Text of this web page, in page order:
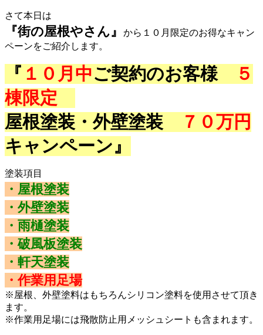
さて本日は
『街の屋根やさん』
から１０月限定のお得なキャン
ペーンをご紹介します。
『 １０月中ご契約のお客様
５
棟限定
屋根塗装・外壁塗装
７０万円
キャンペーン』
塗装項目
・屋根塗装
・外壁塗装
・雨樋塗装
・破風板塗装
・軒天塗装
・作業用足場
※屋根、外壁塗料はもちろんシリコン塗料を使用させて頂き
ます。
※作業用足場には飛散防止用メッシュシートも含まれます。